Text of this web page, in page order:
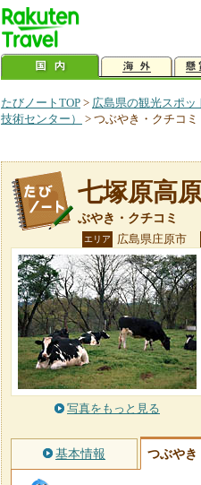
たびノートTOP > 広島県の観光スポッ
技術センター）
> つぶやき・クチコミ
七塚原高
ぶやき・クチコミ
エリア 広島県庄原市
写真をもっと見る
基本情報 つぶやき